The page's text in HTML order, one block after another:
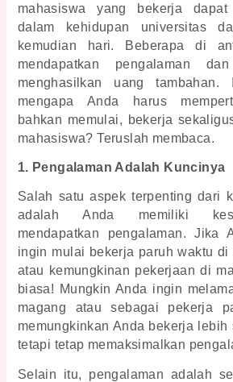
mahasiswa yang bekerja dapat
dalam kehidupan universitas
kemudian hari. Beberapa di
mendapatkan pengalaman
menghasilkan uang tambahan.
mengapa Anda harus
bahkan memulai, bekerja
mahasiswa? Teruslah membaca.
1. Pengalaman Adalah Kuncinya
Salah satu aspek terpenting dari
adalah Anda memiliki
mendapatkan pengalaman. Jika
ingin mulai bekerja paruh waktu di
atau kemungkinan pekerjaan di
biasa! Mungkin Anda ingin
magang atau sebagai pekerja
memungkinkan Anda bekerja lebih
tetapi tetap memaksimalkan
Selain itu, pengalaman adalah